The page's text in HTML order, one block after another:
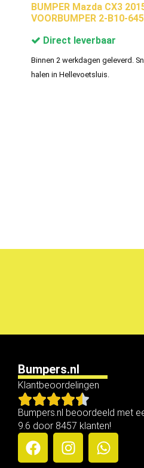
BUMPER Mazda CX3
VOORBUMPER 2-B10-
Direct leverbaar
Binnen 2 werkdagen geleverd.
halen in Hellevoetsluis.
Bumpers.nl
Klantbeoordelingen
Bumpers.nl beoordeeld met
9.6 door 8457 klanten!